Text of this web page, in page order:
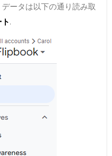
ータは以下の通り読み取
ト.